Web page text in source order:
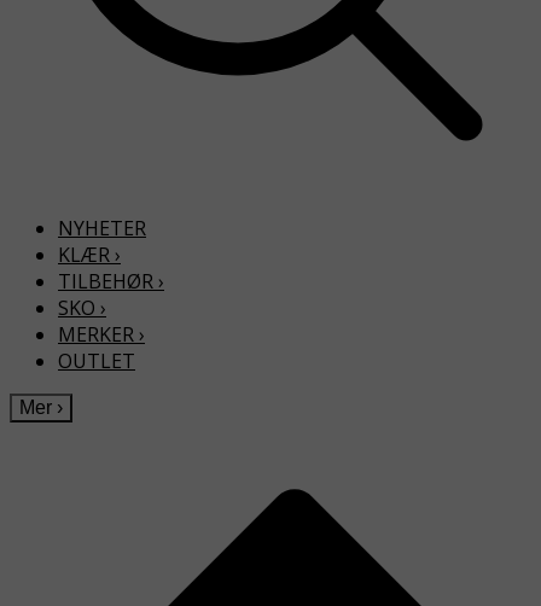
NYHETER
KLÆR›
TILBEHØR›
SKO ›
MERKER›
OUTLET
Mer ›